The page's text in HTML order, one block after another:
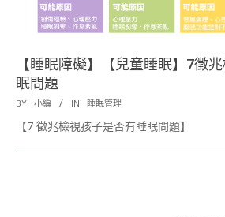
【睡眠障礙】【兒童睡眠】7徵
眠問題
2018-
04-
BY: 小編 IN: 睡眠管理
【7 徵兆檢視孩子是否有睡眠問題】